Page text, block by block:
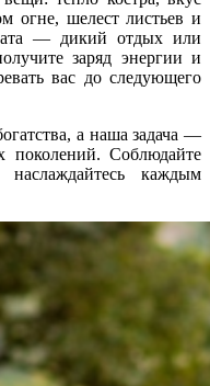
огне, шелест листьев и
— дикий отдых или
заряд энергии и
вас до следующего
а наша задача —
поколений. Соблюдайте
каждым